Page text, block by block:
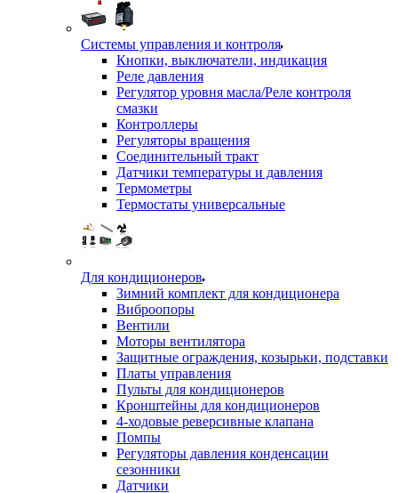
Системы управления и контроля
Кнопки, выключатели, индикация
Реле давления
Регулятор уровня масла/Реле контроля
смазки
Контроллеры
Регуляторы вращения
Соединительный тракт
Датчики температуры и давления
Термометры
Термостаты универсальные
Для кондиционеров
Зимний комплект для кондиционера
Виброопоры
Вентили
Моторы вентилятора
Защитные ограждения, козырьки, подставки
Платы управления
Пульты для кондиционеров
Кронштейны для кондиционеров
4-ходовые реверсивные клапана
Помпы
Регуляторы давления конденсации
сезонники
Датчики